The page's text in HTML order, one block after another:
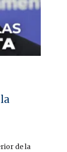
de la